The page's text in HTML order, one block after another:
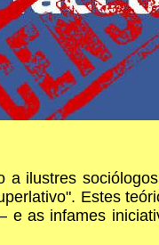
ilustres
Estes
as infames